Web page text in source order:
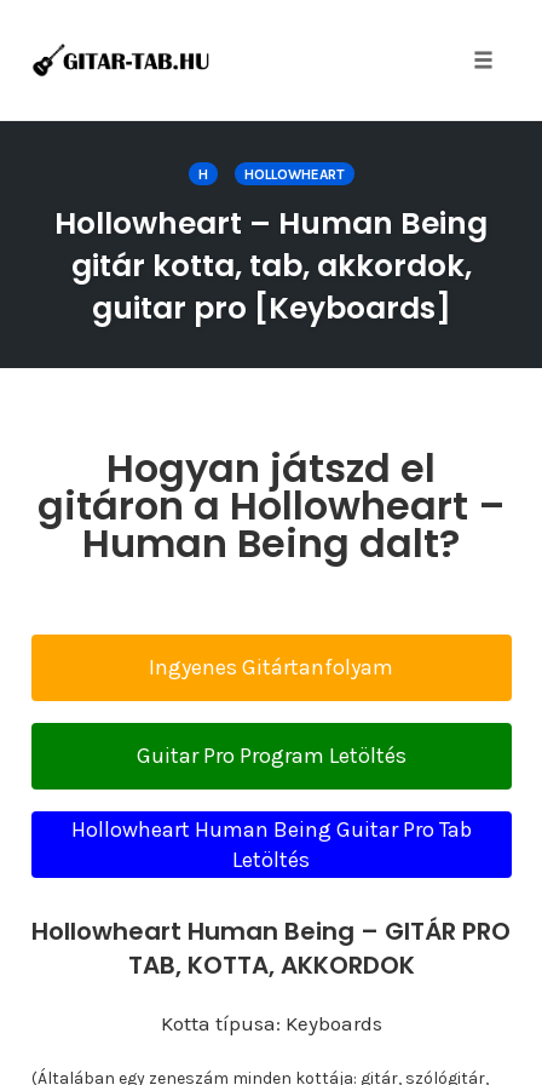
H HOLLOWHEART
Hollowheart – Human Being
gitár kotta, tab, akkordok,
guitar pro [Keyboards]
Hogyan játszd el
gitáron a Hollowheart –
Human Being dalt?
Ingyenes Gitártanfolyam
Guitar Pro Program Letöltés
Hollowheart Human Being Guitar Pro Tab
Letöltés
Hollowheart Human Being – GITÁR PRO
TAB, KOTTA, AKKORDOK
Kotta típusa: Keyboards
(Általában egy zeneszám minden kottája: gitár, szólógitár,